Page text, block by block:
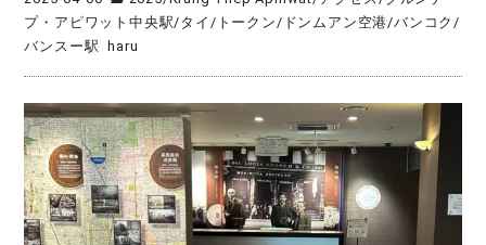
プ・アピワット中央駅/タイ / トークン / ドンムアン空港/バンコク /
バンスー駅
haru